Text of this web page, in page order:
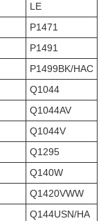
LE
P1471
P1491
P1499BK/HAC
Q1044
Q1044AV
Q1044V
Q1295
Q140W
Q1420VWW
Q144USN/HA